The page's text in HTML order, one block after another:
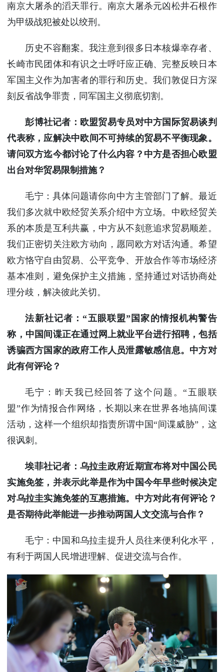
南京大屠杀的滔天罪行。南京大屠杀元凶松井石根作
为甲级战犯被处以绞刑。
历史不容翻案。我注意到很多日本核爆幸存者、
长崎市民团体和有识之士呼吁应正确、完整反映日本
军国主义作为加害者的罪行和历史。我们敦促日方深
刻反省战争罪责，同军国主义彻底切割。
彭博社记者：欧盟贸易专员对中方国际贸易谈判
代表称，应解决中欧间不可持续的贸易不平衡现象。
请问双方迄今都讨论了什么内容？中方是否担心欧盟
出台对华贸易限制措施？
毛宁：具体问题请你向中方主管部门了解。最近
我们多次就中欧经贸关系介绍中方立场。中欧经贸关
系的本质是互利共赢，中方从不刻意追求贸易顺差。
我们正密切关注欧方动向，愿同欧方对话沟通。希望
欧方恪守自由贸易、公平竞争、开放合作等市场经济
基本准则，避免保护主义措施，坚持通过对话协商处
理分歧，解决彼此关切。
法新社记者：“五眼联盟”国家的情报机构警告
称，中国间谍正在通过网上就业平台进行招聘，包括
诱骗西方国家的政府工作人员泄露敏感信息。中方对
此有何评论？
毛宁：昨天我已经回答了这个问题。“五眼联
盟”作为情报合作网络，长期以来在世界各地搞间谍
活动，这样一个组织却指责所谓中国“间谍威胁”，这
很讽刺。
埃菲社记者：乌拉圭政府近期宣布将对中国公民
实施免签，并表示此举是作为中国今年早些时候决定
对乌拉圭实施免签的互惠措施。中方对此有何评论？
是否期待此举能进一步推动两国人文交流与合作？
毛宁：中国和乌拉圭提升人员往来便利化水平，
有利于两国人民增进理解、促进交流与合作。